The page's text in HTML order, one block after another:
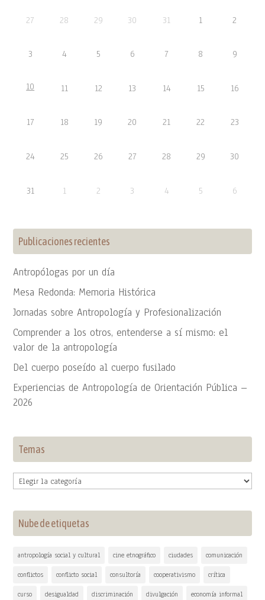
27 28 29 30 31 1 2
3 4 5 6 7 8 9
10 11 12 13 14 15 16
17 18 19 20 21 22 23
24 25 26 27 28 29 30
31 1 2 3 4 5 6
Publicaciones recientes
Antropólogas por un día
Mesa Redonda: Memoria Histórica
Jornadas sobre Antropología y Profesionalización
Comprender a los otros, entenderse a sí mismo: el
valor de la antropología
Del cuerpo poseído al cuerpo fusilado
Experiencias de Antropología de Orientación Pública –
2026
Temas
Temas
Nube de etiquetas
antropología social y cultural cine etnográfico ciudades comunicación
conflictos conflicto social consultoría cooperativismo crítica
curso desigualdad discriminación divulgación economía informal